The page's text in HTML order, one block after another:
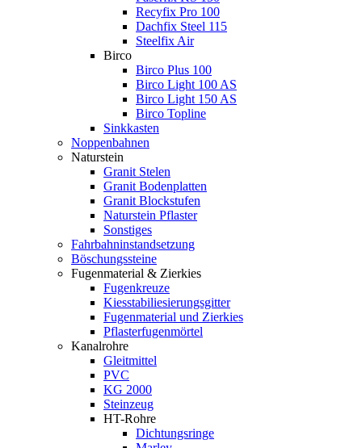
Recyfix Pro 100
Dachfix Steel 115
Steelfix Air
Birco
Birco Plus 100
Birco Light 100 AS
Birco Light 150 AS
Birco Topline
Sinkkasten
Noppenbahnen
Naturstein
Granit Stelen
Granit Bodenplatten
Granit Blockstufen
Naturstein Pflaster
Sonstiges
Fahrbahninstandsetzung
Böschungssteine
Fugenmaterial & Zierkies
Fugenkreuze
Kiesstabiliesierungsgitter
Fugenmaterial und Zierkies
Pflasterfugenmörtel
Kanalrohre
Gleitmittel
PVC
KG 2000
Steinzeug
HT-Rohre
Dichtungsringe